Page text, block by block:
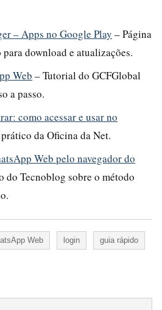
– Apps no Google Play – Página
download e atualizações.
Web – Tutorial do GCFGlobal
a passo.
como acessar e usar no
da Oficina da Net.
Web pelo navegador do
do Tecnoblog sobre o método
Web login guia rápido